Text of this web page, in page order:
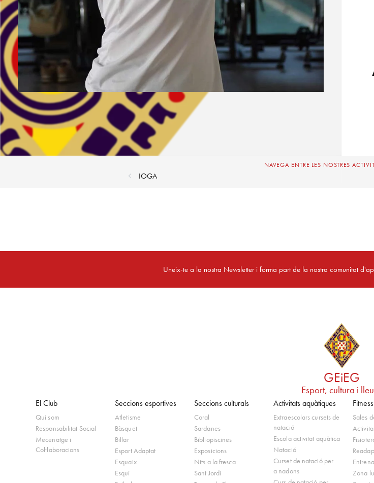
NAVEGA ENTRE LES NOSTRES
IOGA
Uneix-te a la nostra Newsletter i forma part de la nostra comunitat
GEiEG
Esport, cultura i
El Club
Qui som
Responsabilitat Social
Mecenatge i
Col·laboracions
Seccions esportives
Atletisme
Bàsquet
Billar
Esport Adaptat
Esquaix
Esquí
Seccions culturals
Coral
Sardanes
Bibliopiscines
Exposicions
Nits a la fresca
Sant Jordi
Activitats aquàtiques
Extraescolars cursets de
natació
Escola activitat aquàtica
Natació
Curset de natació per
a nadons
Fitness
Sales
Zona